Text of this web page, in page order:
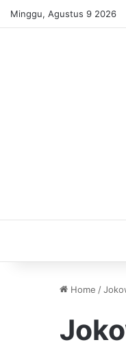
Minggu, Agustus 9 2026
Home /